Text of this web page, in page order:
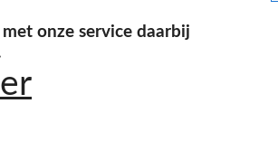
onze service daarbij